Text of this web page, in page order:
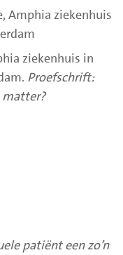
Amphia ziekenhuis
ziekenhuis in
Proefschrift:
matter?
patiënt een zo’n